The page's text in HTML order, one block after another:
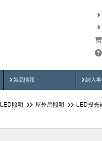
製品情報
製品動画 納入
納
LED照明 屋外用照明 LED投光